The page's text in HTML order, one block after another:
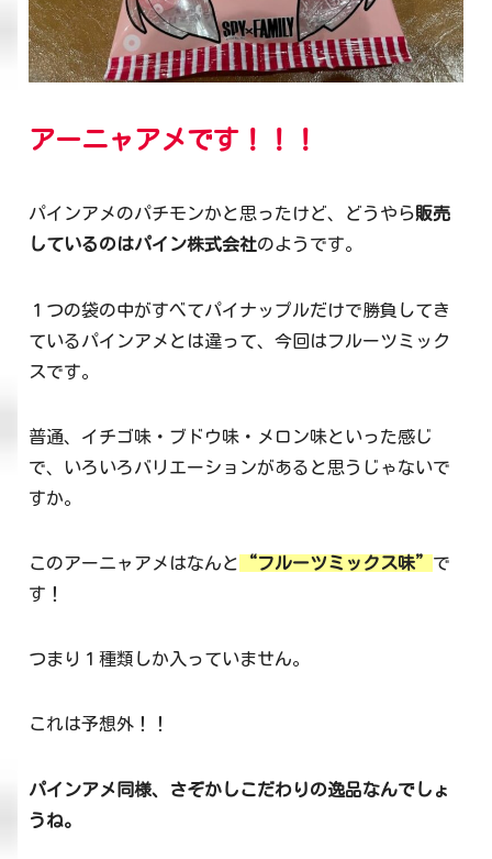
アーニャアメです！！！
パインアメのパチモンかと思ったけど、どうやら販売
しているのはパイン株式会社のようです。
１つの袋の中がすべてパイナップルだけで勝負してき
ているパインアメとは違って、今回はフルーツミック
スです。
普通、イチゴ味・ブドウ味・メロン味といった感じ
で、いろいろバリエーションがあると思うじゃないで
すか。
このアーニャアメはなんと “フルーツミックス味” で
す！
つまり１種類しか入っていません。
これは予想外！！
パインアメ同様、さぞかしこだわりの逸品なんでしょ
うね。